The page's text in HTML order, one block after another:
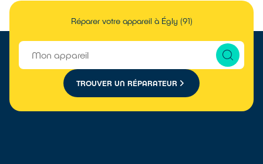
Réparer votre appareil à Égly (91)
TROUVER UN RÉPARATEUR